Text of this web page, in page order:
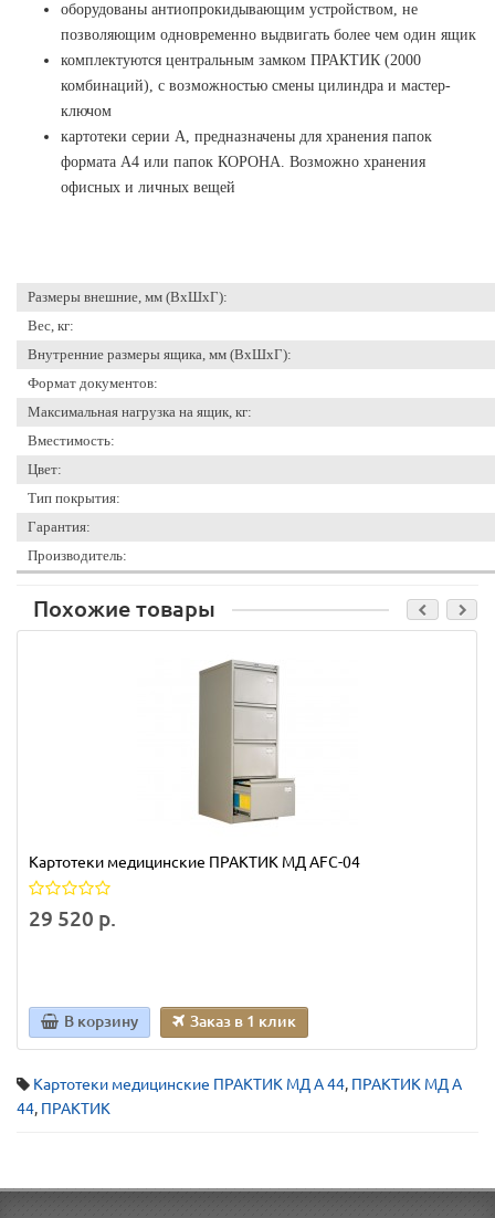
оборудованы антиопрокидывающим устройством, не
позволяющим одновременно выдвигать более чем один ящик
комплектуются центральным замком ПРАКТИК (2000
комбинаций), с возможностью смены цилиндра и мастер-
ключом
картотеки серии А, предназначены для хранения папок
формата А4 или папок КОРОНА. Возможно хранения
офисных и личных вещей
Размеры внешние, мм (ВхШхГ):
Вес, кг:
Внутренние размеры ящика, мм (ВхШхГ):
Формат документов:
Максимальная нагрузка на ящик, кг:
Вместимость:
Цвет:
Тип покрытия:
Гарантия:
Производитель:
Похожие товары
Картотеки медицинские ПРАКТИК МД AFC-04
29 520 р.
В корзину Заказ в 1 клик
Картотеки медицинские ПРАКТИК МД A 44, ПРАКТИК МД A
44, ПРАКТИК